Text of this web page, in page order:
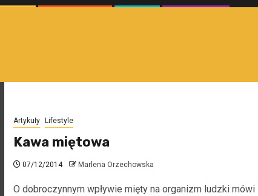
Artykuły Lifestyle
Kawa miętowa
07/12/2014 Marlena Orzechowska
O dobroczynnym wpływie mięty na organizm ludzki mówi